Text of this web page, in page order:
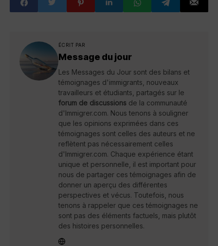
ÉCRIT PAR
Message du jour
Les Messages du Jour sont des bilans et
témoignages d'immigrants, nouveaux
travailleurs et étudiants, partagés sur le
forum de discussions de la communauté
d'Immigrer.com. Nous tenons à souligner
que les opinions exprimées dans ces
témoignages sont celles des auteurs et ne
reflètent pas nécessairement celles
d'Immigrer.com. Chaque expérience étant
unique et personnelle, il est important pour
nous de partager ces témoignages afin de
donner un aperçu des différentes
perspectives et vécus. Toutefois, nous
tenons à rappeler que ces témoignages ne
sont pas des éléments factuels, mais plutôt
des histoires personnelles.